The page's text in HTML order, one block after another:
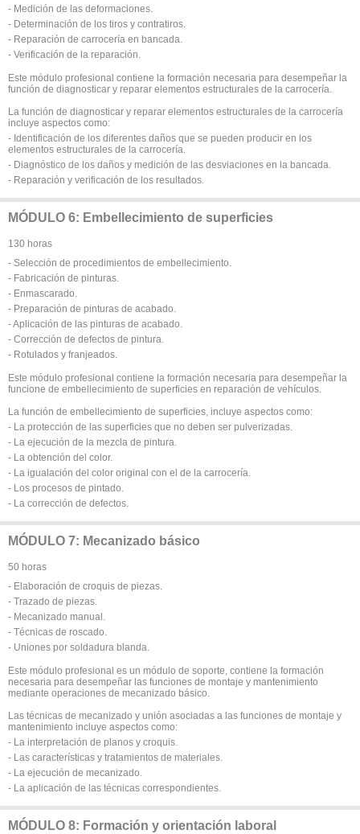
- Medición de las deformaciones.
- Determinación de los tiros y contratiros.
- Reparación de carrocería en bancada.
- Verificación de la reparación.
Este módulo profesional contiene la formación necesaria para desempeñar la
función de diagnosticar y reparar elementos estructurales de la carrocería.
La función de diagnosticar y reparar elementos estructurales de la carrocería
incluye aspectos como:
- Identificación de los diferentes daños que se pueden producir en los
elementos estructurales de la carrocería.
- Diagnóstico de los daños y medición de las desviaciones en la bancada.
- Reparación y verificación de los resultados.
MÓDULO 6: Embellecimiento de superficies
130 horas
- Selección de procedimientos de embellecimiento.
- Fabricación de pinturas.
- Enmascarado.
- Preparación de pinturas de acabado.
- Aplicación de las pinturas de acabado.
- Corrección de defectos de pintura.
- Rotulados y franjeados.
Este módulo profesional contiene la formación necesaria para desempeñar la
funcione de embellecimiento de superficies en reparación de vehículos.
La función de embellecimiento de superficies, incluye aspectos como:
- La protección de las superficies que no deben ser pulverizadas.
- La ejecución de la mezcla de pintura.
- La obtención del color.
- La igualación del color original con el de la carrocería.
- Los procesos de pintado.
- La corrección de defectos.
MÓDULO 7: Mecanizado básico
50 horas
- Elaboración de croquis de piezas.
- Trazado de piezas.
- Mecanizado manual.
- Técnicas de roscado.
- Uniones por soldadura blanda.
Este módulo profesional es un módulo de soporte, contiene la formación
necesaria para desempeñar las funciones de montaje y mantenimiento
mediante operaciones de mecanizado básico.
Las técnicas de mecanizado y unión asociadas a las funciones de montaje y
mantenimiento incluye aspectos como:
- La interpretación de planos y croquis.
- Las características y tratamientos de materiales.
- La ejecución de mecanizado.
- La aplicación de las técnicas correspondientes.
MÓDULO 8: Formación y orientación laboral